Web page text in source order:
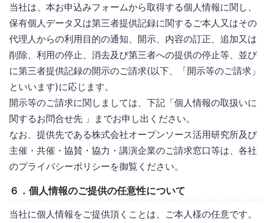
当社は、本お申込みフォームから取得する個人情報に関し、
保有個人データ又は第三者提供記録に関するご本人又はその
代理人からの利用目的の通知、開示、内容の訂正、追加又は
削除、利用の停止、消去及び第三者への提供の停止等、並び
に第三者提供記録の開示のご請求(以下、「開示等のご請求」
といいます)に応じます。
開示等のご請求に関しましては、下記「個人情報の取扱いに
関するお問合せ先 」までお申し出ください。
なお、提供先である株式会社オープンソース活用研究所及び
主催・共催・協賛・協力・講演企業のご請求窓口等は、各社
のプライバシーポリシーを御覧ください。
６．個人情報のご提供の任意性について
当社に個人情報をご提供頂くことは、ご本人様の任意です。